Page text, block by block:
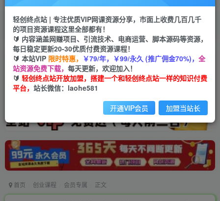
投稿专区 免费
教程必须完整详细
APP下载
Down
首页 创业课程 会员专属 正文
轻创终点站 | 专注优质VIP网课资源分享，市面上收费几百几千
的项目资源课程这里全部都有！
🔰 内容涵盖网赚项目、引流技术、电商运营、脚本源码等资源，
每日稳定更新20-30优质付费资源课程！
🔰 本站VIP 限时特惠， ￥79/年，￥99/永久 (推广佣金70%)， 全
站资源免费下载， 每天更新，欢迎加入！
🔰 轻创终点站开放加盟，搭建一个和轻创终点站一样的知识付费
平台， 站长微信：laohe581
开通VIP会员 加盟当站长